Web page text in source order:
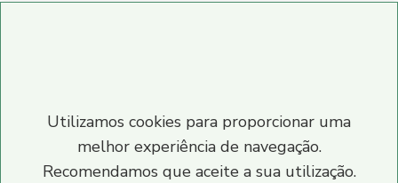
Utilizamos cookies para proporcionar uma
melhor experiência de navegação.
Recomendamos que aceite a sua utilização.